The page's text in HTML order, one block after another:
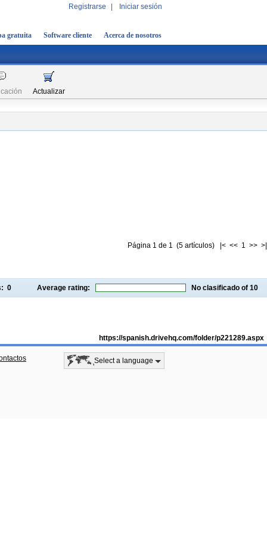
Registrarse Iniciar sesión
gratuita Software cliente Acerca de nosotros
Actualizar
Página 1 de 1 (5 artículos) |< << 1 >> >|
0 Average rating: No clasificado of 10
https://spanish.drivehq.com/folder/p221289.aspx
Select a language